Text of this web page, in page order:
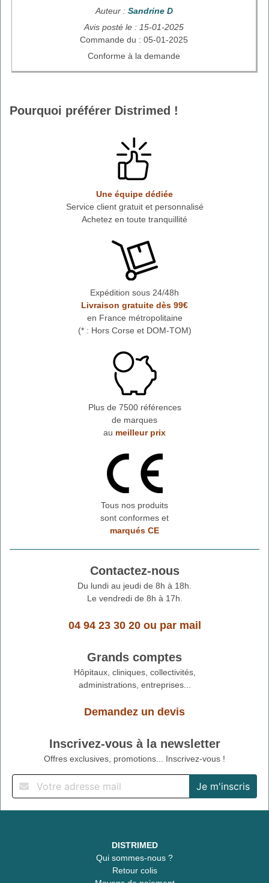
Auteur : Sandrine D
Avis posté le : 15-01-2025
Commande du : 05-01-2025
Conforme à la demande
Pourquoi préférer Distrimed !
Une équipe dédiée
Service client gratuit et personnalisé
Achetez en toute tranquillité
Expédition sous 24/48h
Livraison gratuite dès 99€
en France métropolitaine
(* : Hors Corse et DOM-TOM)
Plus de 7500 références
de marques
au meilleur prix
Tous nos produits
sont conformes et
marqués CE
Contactez-nous
Du lundi au jeudi de 8h à 18h.
Le vendredi de 8h à 17h.
04 94 23 30 20ou par mail
Grands comptes
Hôpitaux, cliniques, collectivités,
administrations, entreprises...
Demandez un devis
Inscrivez-vous à la newsletter
Offres exclusives, promotions... Inscrivez-vous !
DISTRIMED
Qui sommes-nous ?
Retour colis